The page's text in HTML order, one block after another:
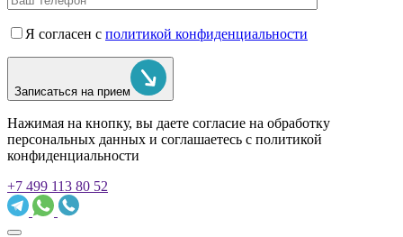
Я согласен с политикой конфиденциальности
Записаться на прием
Нажимая на кнопку, вы даете согласие на обработку
персональных данных и соглашаетесь c политикой
конфиденциальности
+7 499 113 80 52